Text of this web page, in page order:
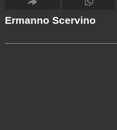
Ermanno Scervino